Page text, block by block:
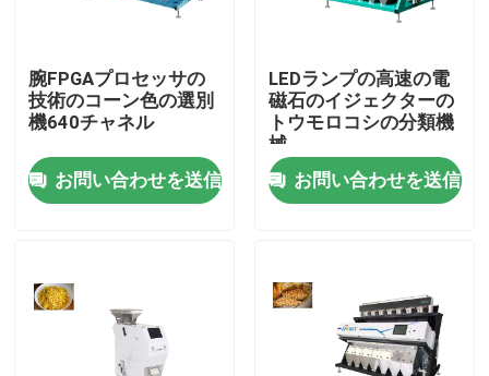
ホーム
腕FPGAプロセッサの
技術のコーン色の選別
機640チャネル
お問い合わせを送信
LEDランプの高速の電
磁石のイジェクターの
トウモロコシの分類機
械
お問い合わせを送信